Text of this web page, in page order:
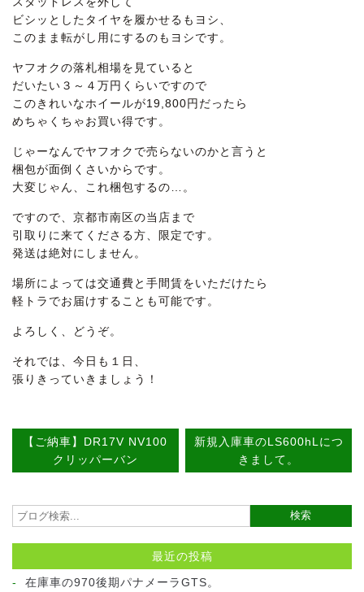
ビシッとしたタイヤを履かせるもヨシ、
このまま転がし用にするのもヨシです。
ヤフオクの落札相場を見ていると
だいたい３～４万円くらいですので
このきれいなホイールが19,800円だったら
めちゃくちゃお買い得です。
じゃーなんでヤフオクで売らないのかと言うと
梱包が面倒くさいからです。
大変じゃん、これ梱包するの…。
ですので、京都市南区の当店まで
引取りに来てくださる方、限定です。
発送は絶対にしません。
場所によっては交通費と手間賃をいただけたら
軽トラでお届けすることも可能です。
よろしく、どうぞ。
それでは、今日も１日、
張りきっていきましょう！
【ご納車】DR17V NV100
クリッパーバン
新規入庫車のLS600hLにつ
きまして。
最近の投稿
在庫車の970後期パナメーラGTS。